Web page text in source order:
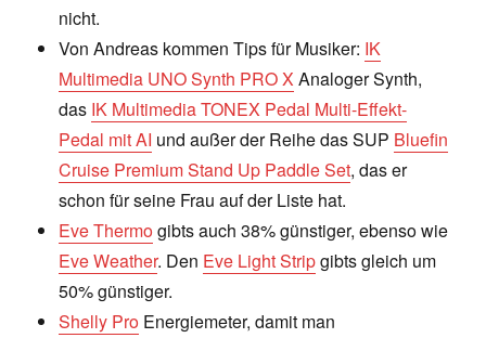
nicht.
Von Andreas kommen Tips für Musiker: IK
Multimedia UNO Synth PRO X Analoger Synth,
das IK Multimedia TONEX Pedal Multi-Effekt-
Pedal mit AI und außer der Reihe das SUP Bluefin
Cruise Premium Stand Up Paddle Set, das er
schon für seine Frau auf der Liste hat.
Eve Thermogibts auch 38% günstiger, ebenso wie
Eve Weather. Den Eve Light Stripgibts gleich um
50% günstiger.
Shelly Pro Energiemeter, damit man